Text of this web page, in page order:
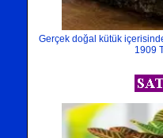
Gerçek doğal kütük
1909